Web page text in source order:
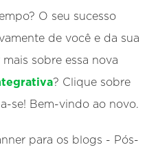
O seu sucesso
de você e da sua
sobre essa nova
? Clique sobre
se! Bem-vindo ao novo.
para os blogs - Pós-